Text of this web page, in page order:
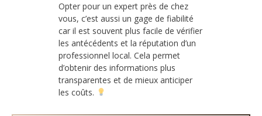
Opter pour un expert près de chez
vous, c’est aussi un gage de fiabilité
car il est souvent plus facile de vérifier
les antécédents et la réputation d’un
professionnel local. Cela permet
d’obtenir des informations plus
transparentes et de mieux anticiper
les coûts.